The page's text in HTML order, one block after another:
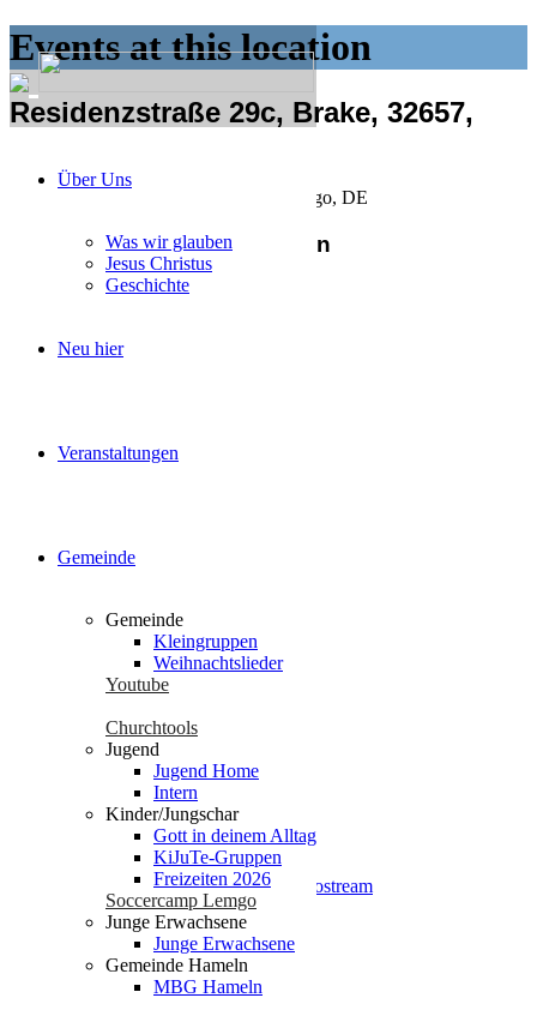
Über Uns
Was wir glauben
Jesus Christus
Geschichte
Neu hier
Veranstaltungen
Gemeinde
Gemeinde
Kleingruppen
Weihnachtslieder
Youtube
Churchtools
Jugend
Jugend Home
Intern
Kinder/Jungschar
Gott in deinem Alltag
KiJuTe-Gruppen
Freizeiten 2026
Soccercamp Lemgo
Junge Erwachsene
Junge Erwachsene
Gemeinde Hameln
MBG Hameln
Events at this location
Residenzstraße 29c, Brake, 32657,
Residenzstraße 29c, Brake, 32657, Lemgo, DE
Anstehende Veranstaltungen
Aktueller Monat
Seiten
# test 2024-03-12 eventon
Datenschutz
Events
Fotos
Freizeiten 2025
Freizeiten 2026
Geschichte
glossary
Gott in deinem Alltag
Gottesdienst | Radio- / Videostream
Gottesdienste miterleben
Impressum
Jesus Christus
Jugend Home
Intern